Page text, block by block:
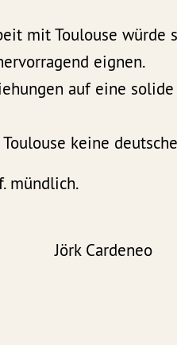
mit Toulouse würde
eignen.
auf eine
keine
mündlich.
Jörk